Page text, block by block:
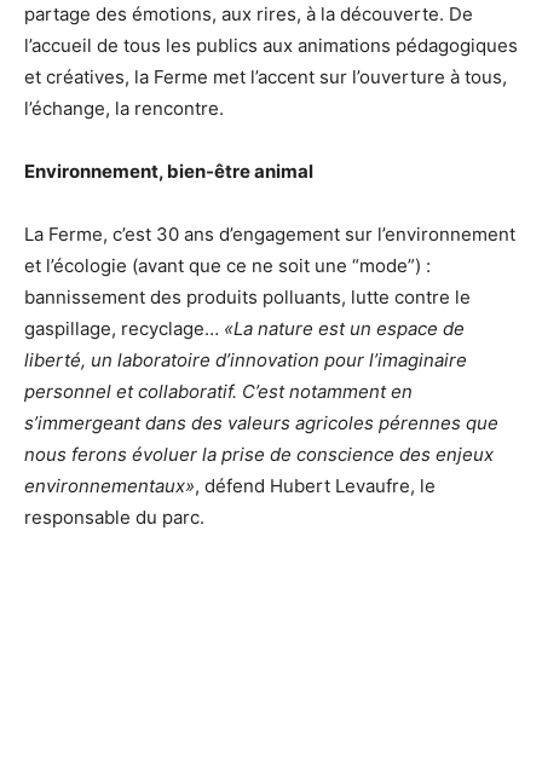
partage des émotions, aux rires, à la découverte. De
l’accueil de tous les publics aux animations pédagogiques
et créatives, la Ferme met l’accent sur l’ouverture à tous,
l’échange, la rencontre.
Environnement, bien-être animal
La Ferme, c’est 30 ans d’engagement sur l’environnement
et l’écologie (avant que ce ne soit une “mode”) :
bannissement des produits polluants, lutte contre le
gaspillage, recyclage… «La nature est un espace de
liberté, un laboratoire d’innovation pour l’imaginaire
personnel et collaboratif. C’est notamment en
s’immergeant dans des valeurs agricoles pérennes que
nous ferons évoluer la prise de conscience des enjeux
environnementaux», défend Hubert Levaufre, le
responsable du parc.